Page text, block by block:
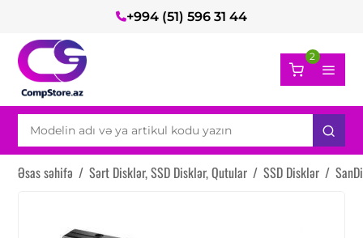
+994 (51) 596 31 44
2
Əsas səhifə / Sərt Disklər, SSD Disklər, Qutular / SSD Disklər /